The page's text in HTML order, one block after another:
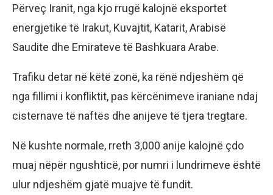
Përveç Iranit, nga kjo rrugë kalojnë eksportet
energjetike të Irakut, Kuvajtit, Katarit, Arabisë
Saudite dhe Emirateve të Bashkuara Arabe.
Trafiku detar në këtë zonë, ka rënë ndjeshëm që
nga fillimi i konfliktit, pas kërcënimeve iraniane ndaj
cisternave të naftës dhe anijeve të tjera tregtare.
Në kushte normale, rreth 3,000 anije kalojnë çdo
muaj nëpër ngushticë, por numri i lundrimeve është
ulur ndjeshëm gjatë muajve të fundit.